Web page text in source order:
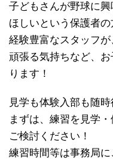
子どもさんが野球に
ほしいという保護者の
経験豊富なスタッフ
頑張る気持ちなど、
ります！
見学も体験入部も随時
まずは、練習を見学
ご検討ください！
練習時間等は事務局